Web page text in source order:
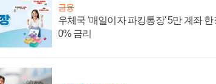
금융
우체국 '매일이자 파킹통장' 5만 계좌
0% 금리